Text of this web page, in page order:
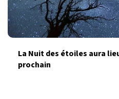
La Nuit des étoiles aura
prochain